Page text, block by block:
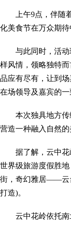
上午9点，伴
化美食节在万众期待
与此同时，活
样风情，领略独特
品应有尽有，让到
在场领导及嘉宾的一
本次独具地方
营造一种融入自然的
据了解，云中
世界级旅游度假胜
街，奇幻雅居——云
打造)。
云中花岭依托